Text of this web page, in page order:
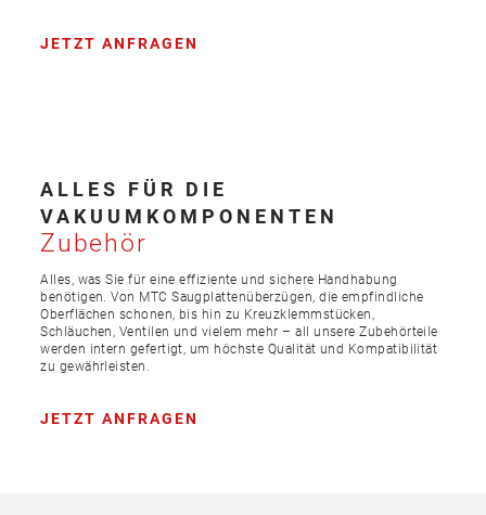
JETZT ANFRAGEN
ALLES FÜR DIE
VAKUUMKOMPONENTEN
Zubehör
Alles, was Sie für eine effiziente und sichere Handhabung
benötigen. Von MTC Saugplattenüberzügen, die empfindliche
Oberflächen schonen, bis hin zu Kreuzklemmstücken,
Schläuchen, Ventilen und vielem mehr – all unsere Zubehörteile
werden intern gefertigt, um höchste Qualität und Kompatibilität
zu gewährleisten.
JETZT ANFRAGEN